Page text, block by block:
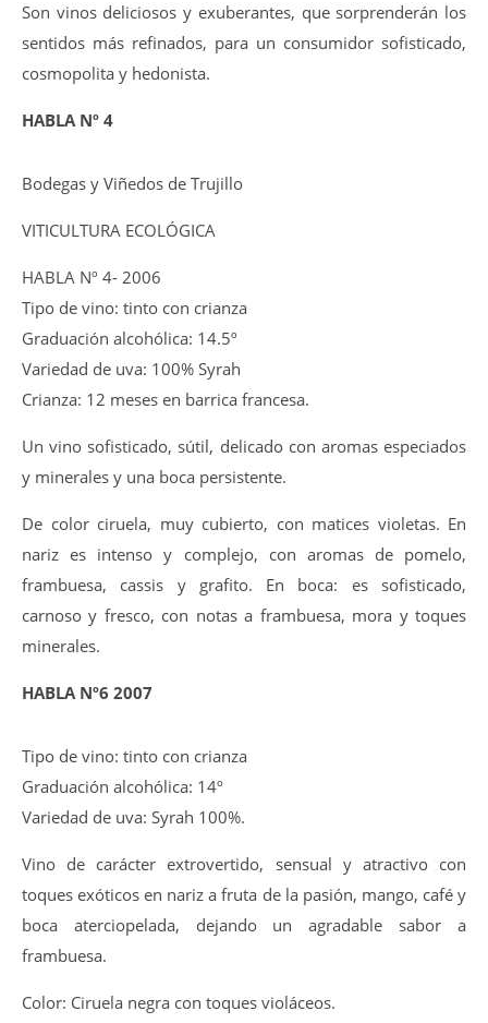
Son vinos deliciosos y exuberantes, que sorprenderán los
sentidos más refinados, para un consumidor sofisticado,
cosmopolita y hedonista.
HABLA Nº 4
Bodegas y Viñedos de Trujillo
VITICULTURA ECOLÓGICA
HABLA Nº 4- 2006
Tipo de vino: tinto con crianza
Graduación alcohólica: 14.5º
Variedad de uva: 100% Syrah
Crianza: 12 meses en barrica francesa.
Un vino sofisticado, sútil, delicado con aromas especiados
y minerales y una boca persistente.
De color ciruela, muy cubierto, con matices violetas. En
nariz es intenso y complejo, con aromas de pomelo,
frambuesa, cassis y grafito. En boca: es sofisticado,
carnoso y fresco, con notas a frambuesa, mora y toques
minerales.
HABLA Nº6 2007
Tipo de vino: tinto con crianza
Graduación alcohólica: 14º
Variedad de uva: Syrah 100%.
Vino de carácter extrovertido, sensual y atractivo con
toques exóticos en nariz a fruta de la pasión, mango, café y
boca aterciopelada, dejando un agradable sabor a
frambuesa.
Color: Ciruela negra con toques violáceos.